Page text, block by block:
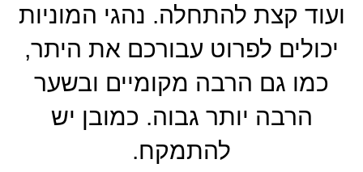
ועוד קצת להתחלה. נהגי המוניות
יכולים לפרוט עבורכם את היתר,
כמו גם הרבה מקומיים ובשער
הרבה יותר גבוה. כמובן יש
להתמקח.